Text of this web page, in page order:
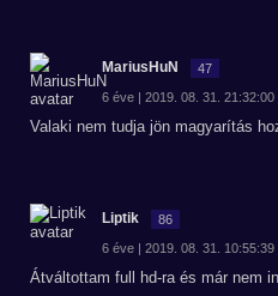
MariusHuN 47
6 éve | 2019. 08. 31. 21:32:00
Valaki nem tudja jön magyarítás
Liptik 86
6 éve | 2019. 08. 31. 10:55:39
Átváltottam full hd-ra és már nem